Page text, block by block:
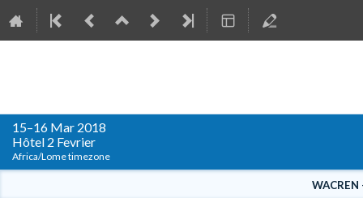
15–16 Mar 2018
Hôtel 2 Fevrier
Africa/Lome timezone